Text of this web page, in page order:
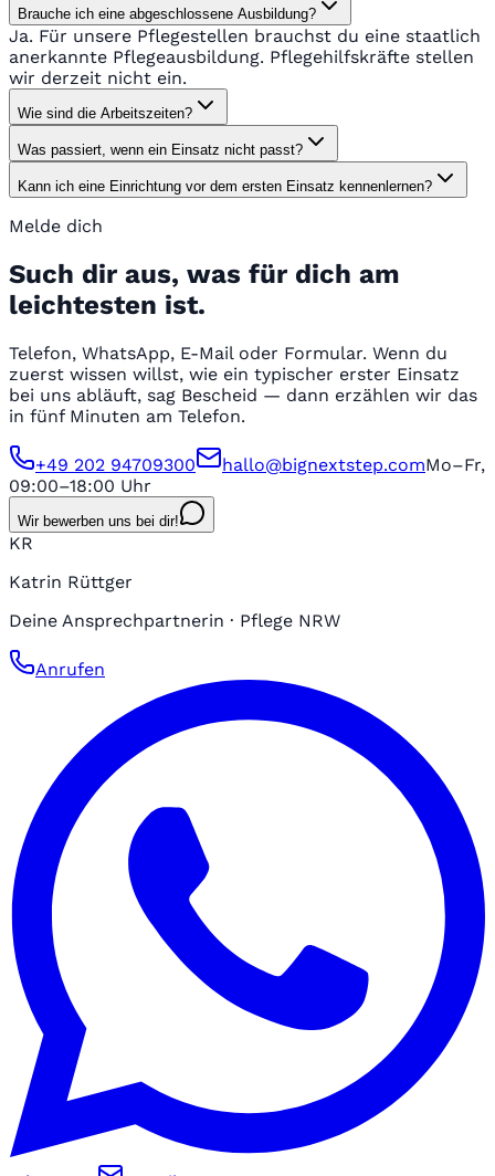
Brauche ich eine abgeschlossene Ausbildung?
Ja. Für unsere Pflegestellen brauchst du eine staatlich
anerkannte Pflegeausbildung. Pflegehilfskräfte stellen
wir derzeit nicht ein.
Wie sind die Arbeitszeiten?
Was passiert, wenn ein Einsatz nicht passt?
Kann ich eine Einrichtung vor dem ersten Einsatz kennenlernen?
Melde dich
Such dir aus, was für dich am
leichtesten ist.
Telefon, WhatsApp, E-Mail oder Formular. Wenn du
zuerst wissen willst, wie ein typischer erster Einsatz
bei uns abläuft, sag Bescheid — dann erzählen wir das
in fünf Minuten am Telefon.
+49 202 94709300 hallo@bignextstep.comMo–Fr,
09:00–18:00 Uhr
Wir bewerben uns bei dir!
KR
Katrin Rüttger
Deine Ansprechpartnerin · Pflege NRW
Anrufen